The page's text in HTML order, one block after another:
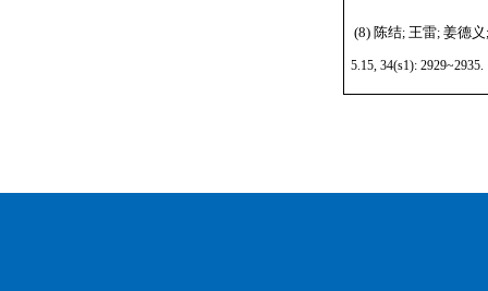
(8) 陈结; 王雷; 姜德义
5.15, 34(s1): 2929~2935.